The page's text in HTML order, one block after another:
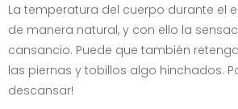
La temperatura del cuerpo durante el
de manera natural, y con ello la
cansancio. Puede que también
las piernas y tobillos algo hinchados.
descansar!